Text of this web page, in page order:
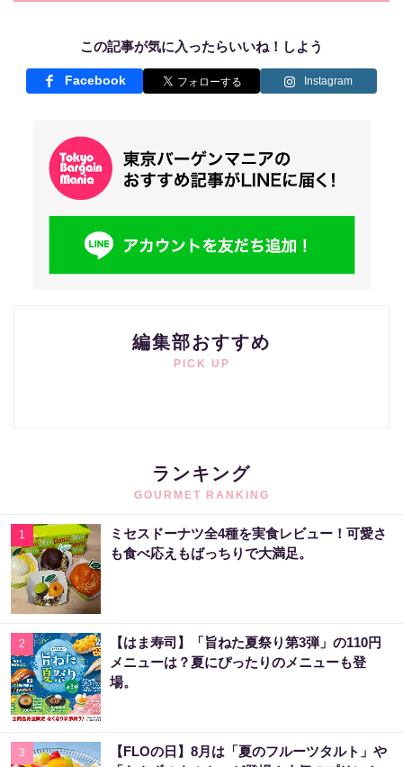
この記事が気に入ったらいいね！しよう
Facebook Instagram
編集部おすすめ
PICK UP
ランキング
GOURMET RANKING
1
ミセスドーナツ全4種を実食レビュー！可愛さ
も食べ応えもばっちりで大満足。
2
【はま寿司】「旨ねた夏祭り第3弾」の110円
メニューは？夏にぴったりのメニューも登
場。
3
【FLOの日】8月は「夏のフルーツタルト」や